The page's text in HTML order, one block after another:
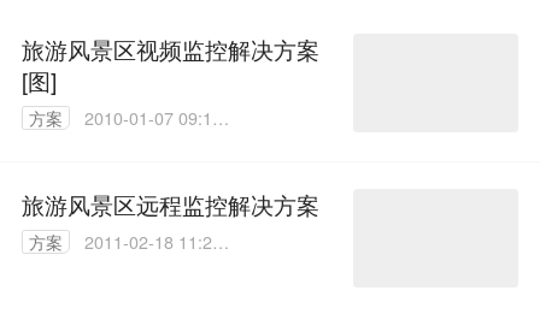
旅游风景区视频监控解决方案
[图]
方案
2010-01-07 09:16:
旅游风景区远程监控解决方案
方案
2011-02-18 11:28: